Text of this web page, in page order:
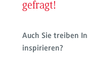
gefragt!
Auch Sie treiben
inspirieren?